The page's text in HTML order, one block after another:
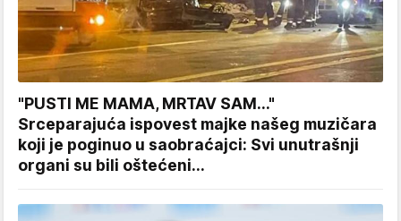
"PUSTI ME MAMA, MRTAV SAM..."
Srceparajuća ispovest majke našeg muzičara
koji je poginuo u saobraćajci: Svi unutrašnji
organi su bili oštećeni...